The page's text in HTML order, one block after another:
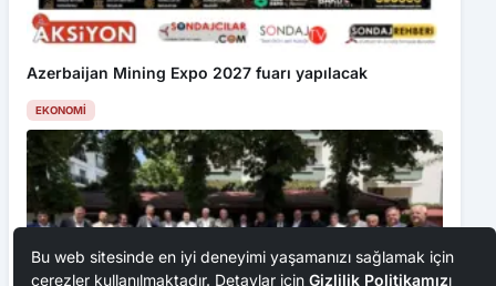
Azerbaijan Mining Expo 2027 fuarı yapılacak
EKONOMI
Bu web sitesinde en iyi deneyimi yaşamanızı sağlamak için
çerezler kullanılmaktadır. Detaylar için Gizlilik Politikamızı